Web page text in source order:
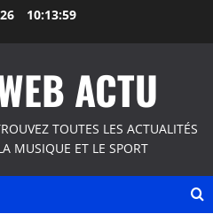
10:14:00
ACTU
TOUTES LES ACTUALITÉS
MUSIQUE ET LE SPORT